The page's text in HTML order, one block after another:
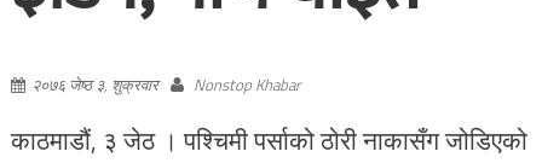
२०७६ जेष्ठ ३, शुक्रवार Nonstop Khabar
काठमाडौं, ३ जेठ । पश्चिमी पर्साको ठोरी नाकासँग जोडिएको